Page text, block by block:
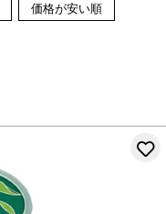
価格が安い順